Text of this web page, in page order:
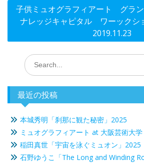
ビ
ー
ン
子供ミュオグラフィアート グラ
ナレッジキャピタル ワーック
2019.11.23
Search
for:
最近の投稿
本城秀明「刹那に観た秘密」2025
ミュオグラフィアート at 大阪芸術大
稲田真世「宇宙を泳ぐミュオン」2025
石野ゆうこ「The Long and Winding